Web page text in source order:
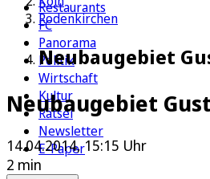
Restaurants
FC
Panorama
Politik
Wirtschaft
Kultur
Rätsel
Newsletter
E-Paper
Rodenkirchen
Neubaugebiet
Neubaugebiet
14.04.2014, 15:15 Uhr
2 min